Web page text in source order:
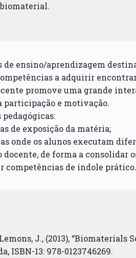
ensino/aprendizagem
a adquirir
promove uma grande
participação e motivação.
de exposição da matéria;
onde os alunos executam
docente, de forma a consolidar
competências de índole prático.
Lemons, J., (2013),
ISBN-13: 978-0123746269.